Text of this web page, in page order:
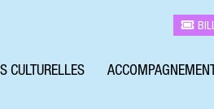
CULTURELLES ACCOMPAGNEMENT